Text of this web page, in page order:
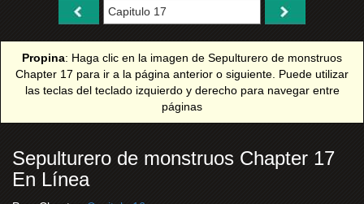
Propina: Haga clic en la imagen de Sepulturero de monstruos
Chapter 17 para ir a la página anterior o siguiente. Puede utilizar
las teclas del teclado izquierdo y derecho para navegar entre
páginas
Sepulturero de monstruos Chapter 17
En Línea